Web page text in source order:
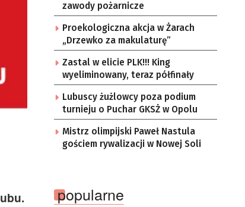
zawody pożarnicze
Proekologiczna akcja w Żarach
„Drzewko za makulaturę”
Zastal w elicie PLK!!! King
wyeliminowany, teraz półfinały
Lubuscy żużlowcy poza podium
turnieju o Puchar GKSŻ w Opolu
Mistrz olimpijski Paweł Nastula
gościem rywalizacji w Nowej Soli
popularne